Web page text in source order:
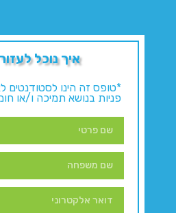
איך נוכל
*טופס זה הינו לסטודנטים
פניות בנושא תמיכה ו/או